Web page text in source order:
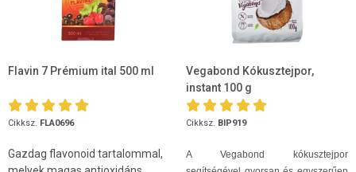
Flavin 7 Prémium ital 500 ml
Cikksz. FLA0696
Gazdag flavonoid tartalommal,
Vegabond Kókusztejpor,
instant 100 g
Cikksz. BIP919
A Vegabond kókusztejpor